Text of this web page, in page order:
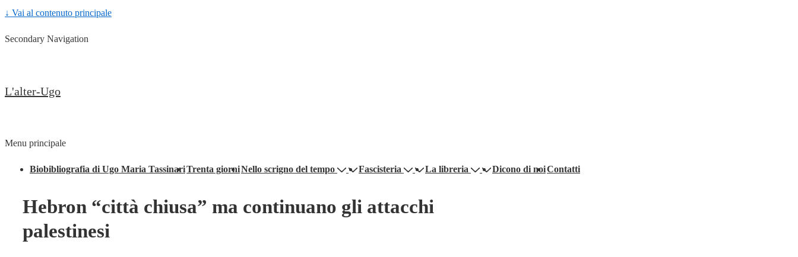
↓ Vai al contenuto principale
Secondary Navigation
L'alter-Ugo
Menu principale
Biobibliografia di Ugo Maria TassinariTrenta giorniNello scrigno del tempo Fascisteria La libreria Dicono di noiContatti
Hebron “città chiusa” ma continuano gli attacchi
palestinesi